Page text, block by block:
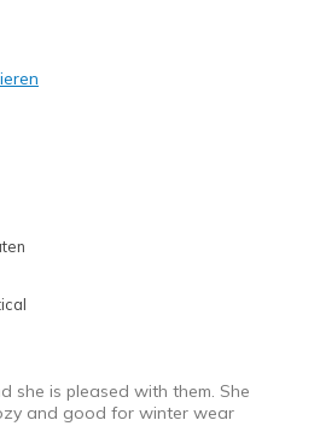
Shoes
she is pleased with them. She
and good for winter wear